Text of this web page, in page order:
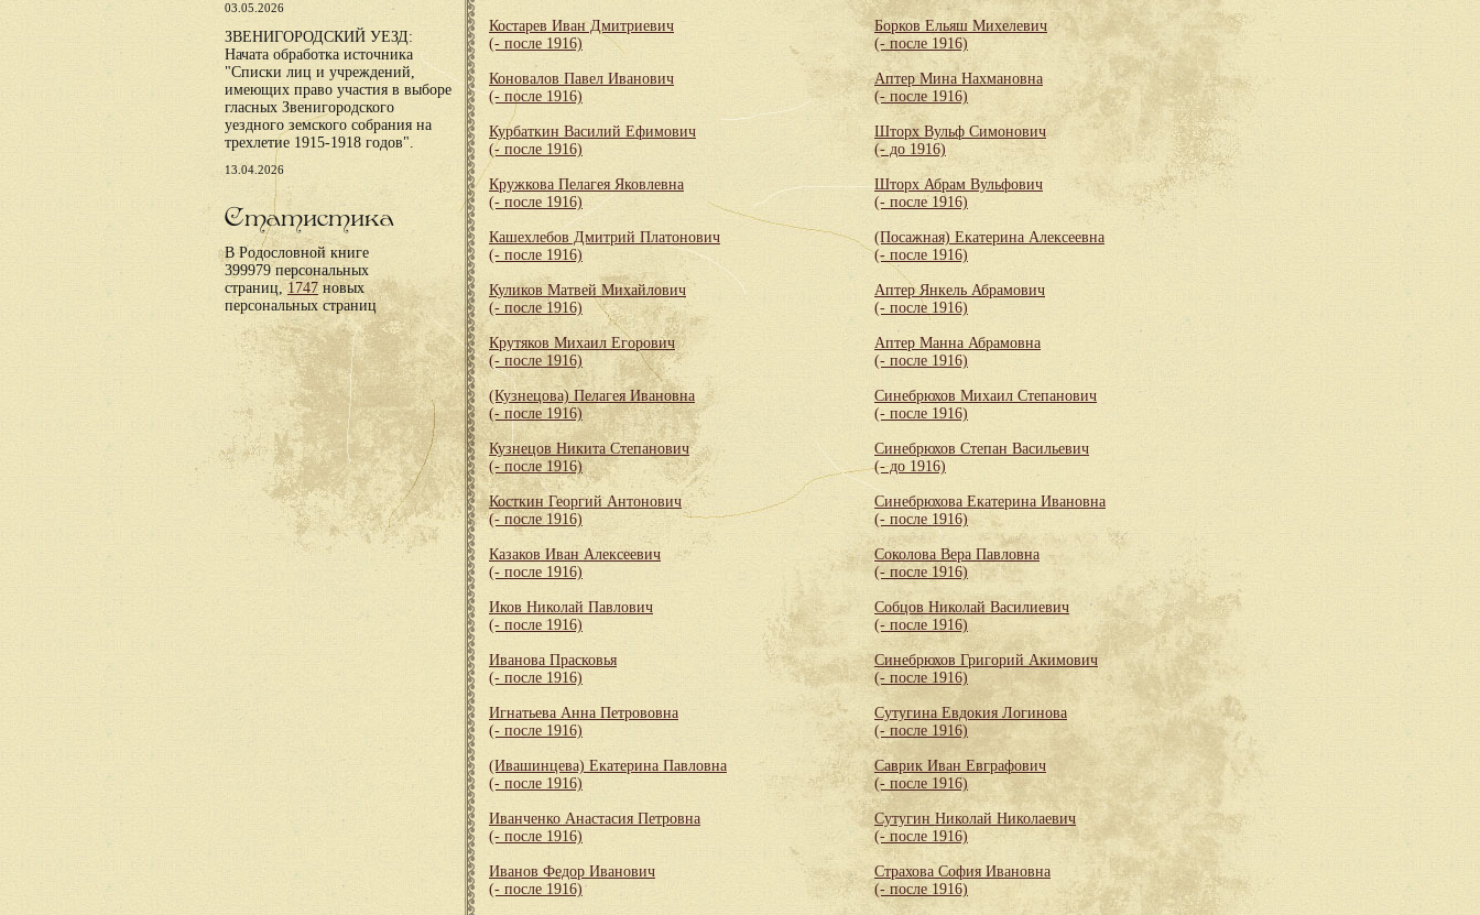
03.05.2026
ЗВЕНИГОРОДСКИЙ УЕЗД:
Начата обработка источника
"Списки лиц и учреждений,
имеющих право участия в выборе
гласных Звенигородского
уездного земского собрания на
трехлетие 1915-1918 годов".
13.04.2026
Статистика
В Родословной книге
399979 персональных
страниц, 1747 новых
персональных страниц
Костарев Иван Дмитриевич
(- после 1916)
Коновалов Павел Иванович
(- после 1916)
Курбаткин Василий Ефимович
(- после 1916)
Кружкова Пелагея Яковлевна
(- после 1916)
Кашехлебов Дмитрий Платонович
(- после 1916)
Куликов Матвей Михайлович
(- после 1916)
Крутяков Михаил Егорович
(- после 1916)
(Кузнецова) Пелагея Ивановна
(- после 1916)
Кузнецов Никита Степанович
(- после 1916)
Косткин Георгий Антонович
(- после 1916)
Казаков Иван Алексеевич
(- после 1916)
Иков Николай Павлович
(- после 1916)
Иванова Прасковья
(- после 1916)
Игнатьева Анна Петрововна
(- после 1916)
(Ивашинцева) Екатерина Павловна
(- после 1916)
Иванченко Анастасия Петровна
(- после 1916)
Иванов Федор Иванович
(- после 1916)
Борков Ельяш Михелевич
(- после 1916)
Аптер Мина Нахмановна
(- после 1916)
Шторх Вульф Симонович
(- до 1916)
Шторх Абрам Вульфович
(- после 1916)
(Посажная) Екатерина Алексеевна
(- после 1916)
Аптер Янкель Абрамович
(- после 1916)
Аптер Манна Абрамовна
(- после 1916)
Синебрюхов Михаил Степанович
(- после 1916)
Синебрюхов Степан Васильевич
(- до 1916)
Синебрюхова Екатерина Ивановна
(- после 1916)
Соколова Вера Павловна
(- после 1916)
Собцов Николай Василиевич
(- после 1916)
Синебрюхов Григорий Акимович
(- после 1916)
Сутугина Евдокия Логинова
(- после 1916)
Саврик Иван Евграфович
(- после 1916)
Сутугин Николай Николаевич
(- после 1916)
Страхова София Ивановна
(- после 1916)